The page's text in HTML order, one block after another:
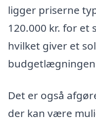
ligger priserne
120.000 kr. for
hvilket giver et
Det er også
der kan være